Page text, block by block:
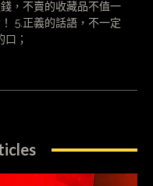
，不賣的收藏品不值一
5.正義的話語，不一定
口；